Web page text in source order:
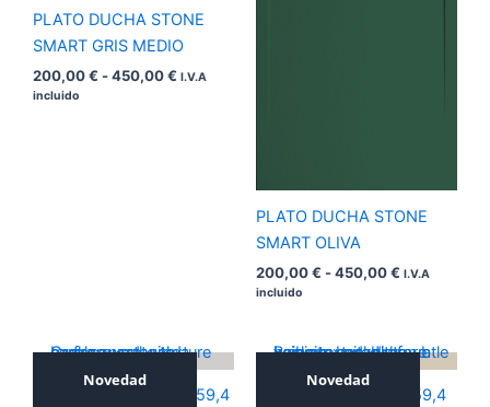
PLATO DUCHA STONE
SMART GRIS MEDIO
200,00€ -450,00€ I.V.A
incluido
PLATO DUCHA STONE
SMART OLIVA
200,00€ -450,00€ I.V.A
incluido
Novedad
ICONIC SILVER 59,4×59,4
Novedad
ICONIC NOCE 59,4×59,4